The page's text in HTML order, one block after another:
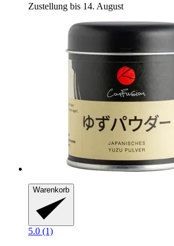
Zustellung bis 14. August
Warenkorb
5.0 (1)